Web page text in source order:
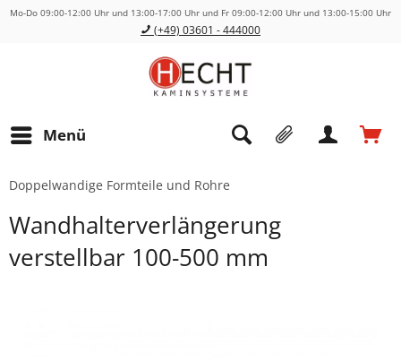
Mo-Do 09:00-12:00 Uhr und 13:00-17:00 Uhr und Fr 09:00-12:00 Uhr und 13:00-15:00 Uhr
(+49) 03601 - 444000
Menü
Doppelwandige Formteile und Rohre
Wandhalterverlängerung
verstellbar 100-500 mm